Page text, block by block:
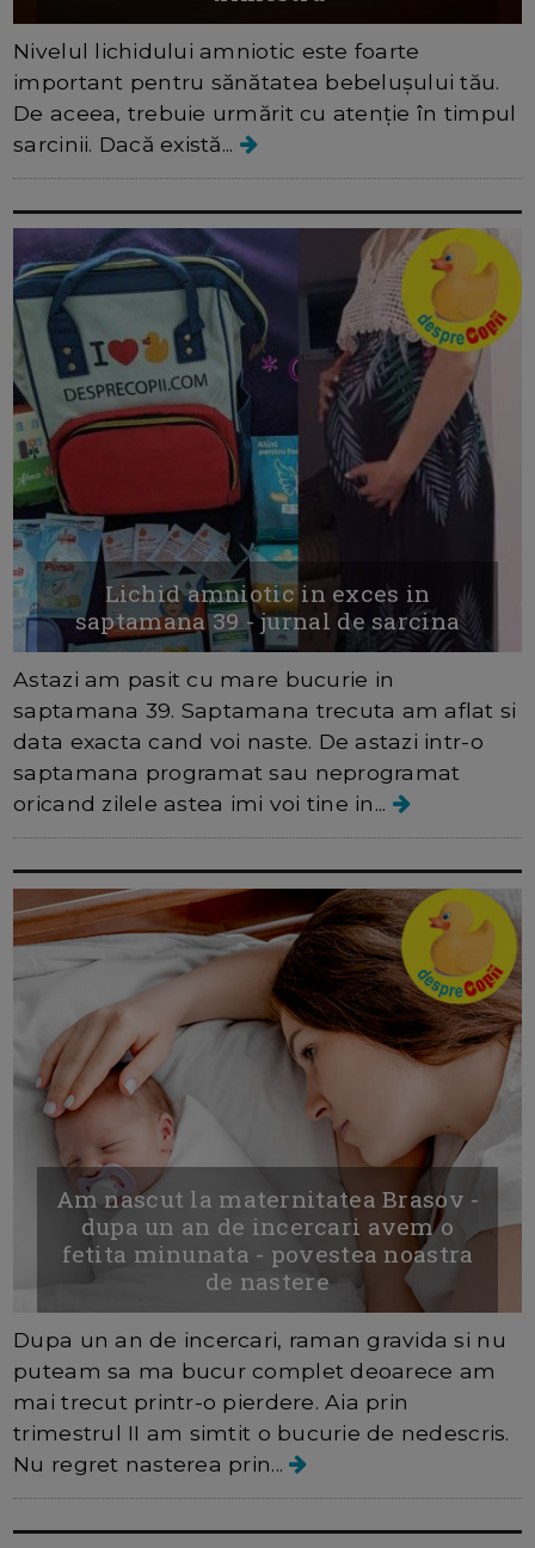
Nivelul lichidului amniotic este foarte
important pentru sănătatea bebelușului tău.
De aceea, trebuie urmărit cu atenție în timpul
sarcinii. Dacă există...
Lichid amniotic in exces in
saptamana 39 - jurnal de sarcina
Astazi am pasit cu mare bucurie in
saptamana 39. Saptamana trecuta am aflat si
data exacta cand voi naste. De astazi intr-o
saptamana programat sau neprogramat
oricand zilele astea imi voi tine in...
Am nascut la maternitatea Brasov -
dupa un an de incercari avem o
fetita minunata - povestea noastra
de nastere
Dupa un an de incercari, raman gravida si nu
puteam sa ma bucur complet deoarece am
mai trecut printr-o pierdere. Aia prin
trimestrul II am simtit o bucurie de nedescris.
Nu regret nasterea prin...